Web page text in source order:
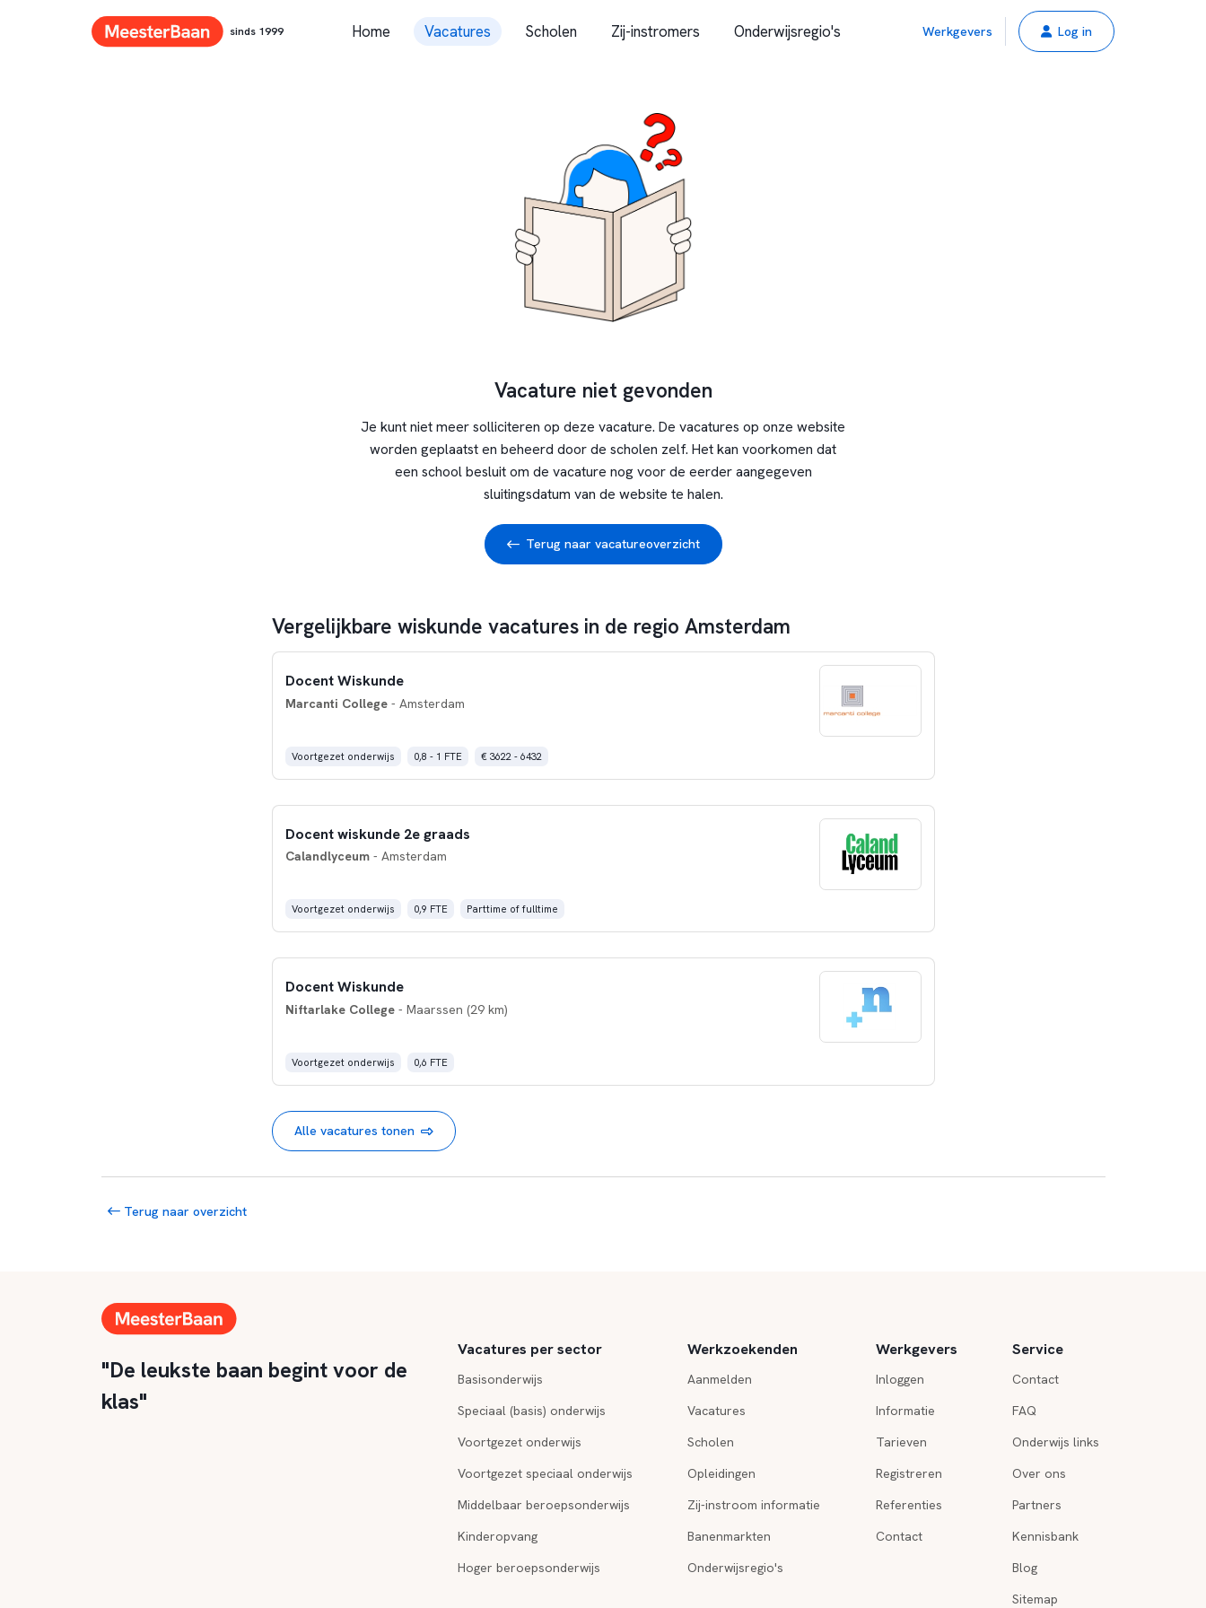
sinds 1999 Home Vacatures Scholen Zij-instromers Onderwijsregio's Werkgevers Log in
Vacature niet gevonden
Je kunt niet meer solliciteren op deze vacature. De vacatures op onze website
worden geplaatst en beheerd door de scholen zelf. Het kan voorkomen dat
een school besluit om de vacature nog voor de eerder aangegeven
sluitingsdatum van de website te halen.
Terug naar vacatureoverzicht
Vergelijkbare wiskunde vacatures in de regio Amsterdam
Docent Wiskunde
Marcanti College- Amsterdam
Voortgezet onderwijs 0,8 - 1 FTE € 3622 - 6432
Docent wiskunde 2e graads
Calandlyceum- Amsterdam
Voortgezet onderwijs 0,9 FTE Parttime of fulltime
Docent Wiskunde
Niftarlake College- Maarssen (29 km)
Voortgezet onderwijs 0,6 FTE
Alle vacatures tonen
Terug naar overzicht
"De leukste baan begint voor de
klas"
Vacatures per sector
Basisonderwijs
Speciaal (basis) onderwijs
Voortgezet onderwijs
Voortgezet speciaal onderwijs
Middelbaar beroepsonderwijs
Kinderopvang
Hoger beroepsonderwijs
Werkzoekenden
Aanmelden
Vacatures
Scholen
Opleidingen
Zij-instroom informatie
Banenmarkten
Onderwijsregio's
Werkgevers
Inloggen
Informatie
Tarieven
Registreren
Referenties
Contact
Service
Contact
FAQ
Onderwijs links
Over ons
Partners
Kennisbank
Blog
Sitemap